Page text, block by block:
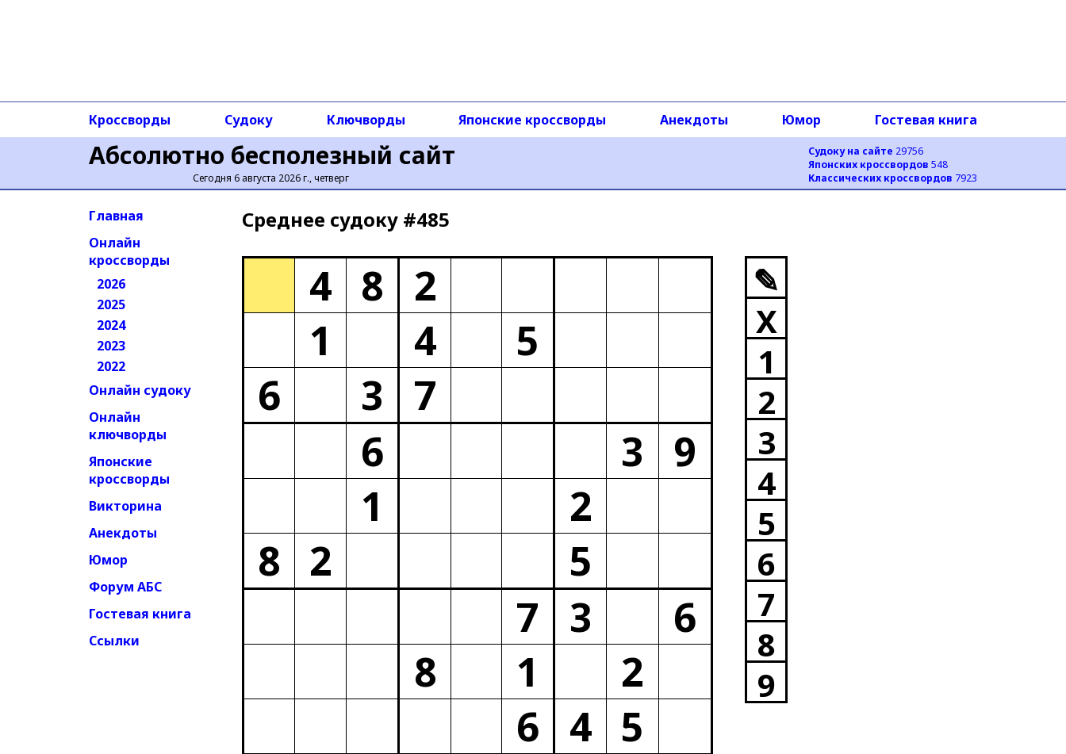
Абсолютно бесполезный сайт
Сегодня 6 августа 2026 г., четверг
Судоку на сайте 29756
Японских кроссвордов 548
Классических кроссвордов 7923
Кроссворды Судоку Ключворды Японские кроссворды Анекдоты Юмор Гостевая книга
Главная
Онлайн
кроссворды
2026
2025
2024
2023
2022
Онлайн судоку
Онлайн
ключворды
Японские
кроссворды
Викторина
Анекдоты
Юмор
Форум АБС
Гостевая книга
Ссылки
Среднее cудоку #485
4 8
2
1
4
5
6
3
7
6
3
9
1
2
8 2
5
7
3
6
8
1
2
6 4 5
✎
X
1
2
3
4
5
6
7
8
9